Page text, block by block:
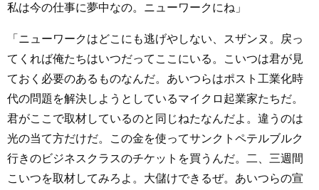
私は今の仕事に夢中なの。ニューワークにね」
「ニューワークはどこにも逃げやしない、スザンヌ。戻っ
てくれば俺たちはいつだってここにいる。こいつは君が見
ておく必要のあるものなんだ。あいつらはポスト工業化時
代の問題を解決しようとしているマイクロ起業家たちだ。
君がここで取材しているのと同じねたなんだよ。違うのは
光の当て方だけだ。この金を使ってサンクトペテルブルク
行きのビジネスクラスのチケットを買うんだ。二、三週間
こいつを取材してみろよ。大儲けできるぜ。あいつらの宣